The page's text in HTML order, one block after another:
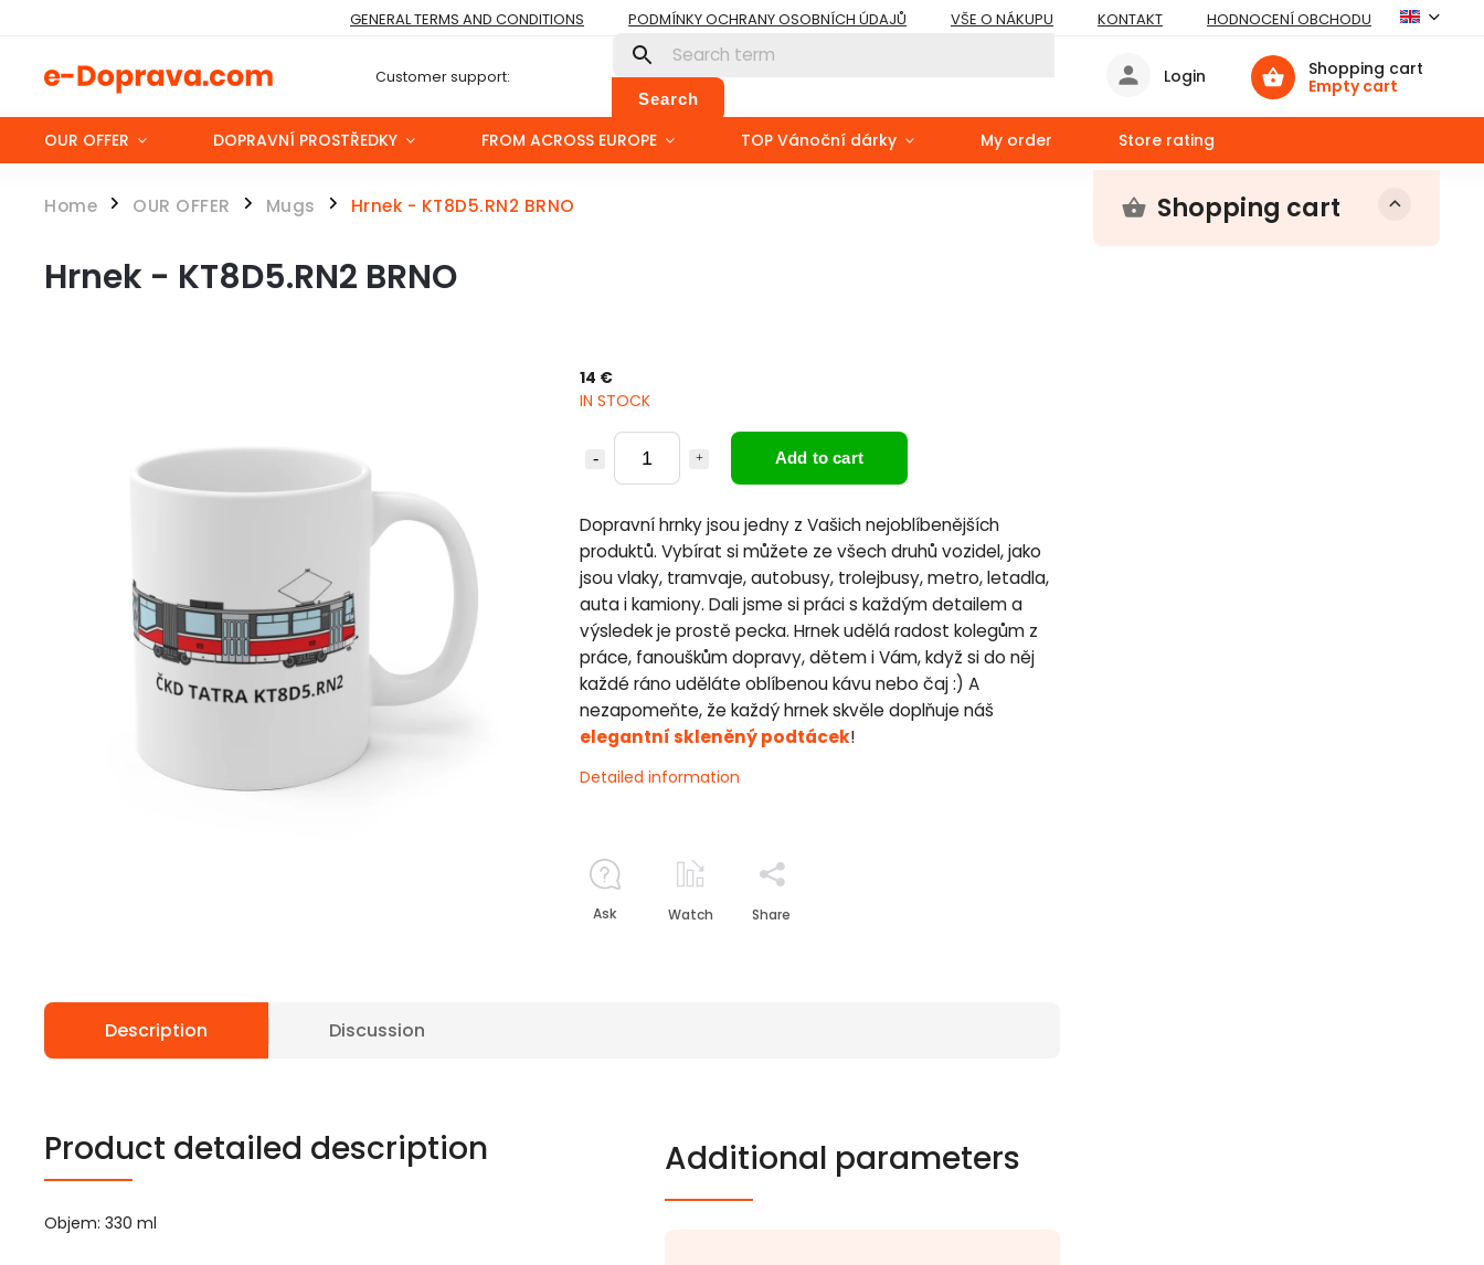
GENERAL TERMS AND CONDITIONS PODMÍNKY OCHRANY OSOBNÍCH ÚDAJŮ VŠE O NÁKUPU KONTAKT HODNOCENÍ OBCHODU
Customer support:
Search
Shopping cart
Empty cart
Login
OUR OFFER DOPRAVNÍ PROSTŘEDKY FROM ACROSS EUROPE TOP Vánoční dárky My order Store rating
Home / OUR OFFER / Mugs / Hrnek - KT8D5.RN2 BRNO Shopping cart
Hrnek - KT8D5.RN2 BRNO
14 €
IN STOCK
Add to cart
Dopravní hrnky jsou jedny z Vašich nejoblíbenějších
produktů. Vybírat si můžete ze všech druhů vozidel, jako
jsou vlaky, tramvaje, autobusy, trolejbusy, metro, letadla,
auta i kamiony. Dali jsme si práci s každým detailem a
výsledek je prostě pecka. Hrnek udělá radost kolegům z
práce, fanouškům dopravy, dětem i Vám, když si do něj
každé ráno uděláte oblíbenou kávu nebo čaj :) A
nezapomeňte, že každý hrnek skvěle doplňuje náš
elegantní skleněný podtácek!
Detailed information
Ask Watch Share
Description Discussion
Product detailed description
Objem: 330 ml
Additional parameters